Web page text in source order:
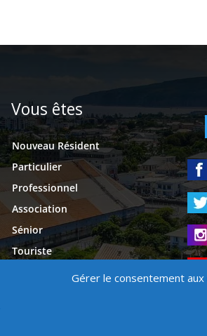
Gérer le consentement aux
Vous êtes
Nouveau Résident
Particulier
Professionnel
Association
Sénior
Touriste